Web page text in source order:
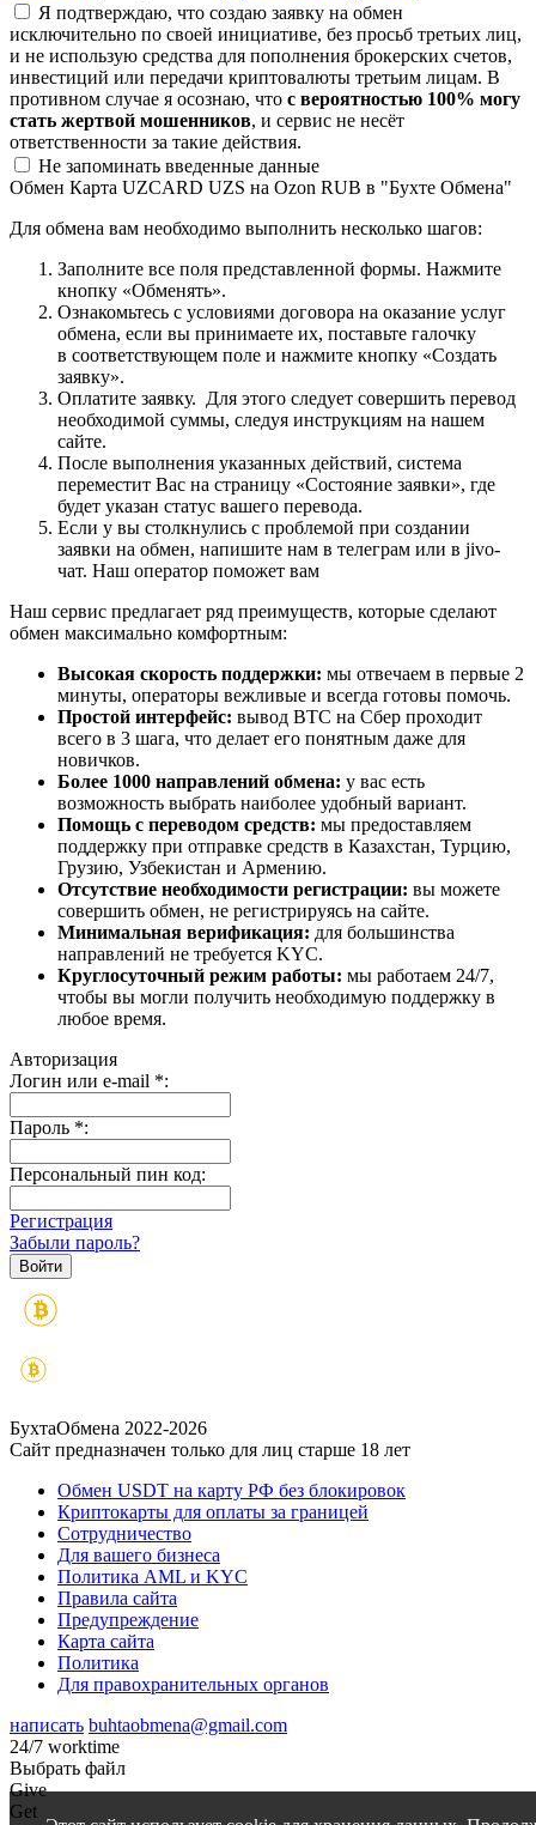
Я подтверждаю, что создаю заявку на обмен
исключительно по своей инициативе, без просьб третьих лиц,
и не использую средства для пополнения брокерских счетов,
инвестиций или передачи криптовалюты третьим лицам. В
противном случае я осознаю, что с вероятностью 100% могу
стать жертвой мошенников, и сервис не несёт
ответственности за такие действия.
Не запоминать введенные данные
Обмен Карта UZCARD UZS на Ozon RUB в "Бухте Обмена"
Для обмена вам необходимо выполнить несколько шагов:
Заполните все поля представленной формы. Нажмите
кнопку «Обменять».
Ознакомьтесь с условиями договора на оказание услуг
обмена, если вы принимаете их, поставьте галочку
в соответствующем поле и нажмите кнопку «Создать
заявку».
Оплатите заявку. Для этого следует совершить перевод
необходимой суммы, следуя инструкциям на нашем
сайте.
После выполнения указанных действий, система
переместит Вас на страницу «Состояние заявки», где
будет указан статус вашего перевода.
Если у вы столкнулись с проблемой при создании
заявки на обмен, напишите нам в телеграм или в jivo-
чат. Наш оператор поможет вам
Наш сервис предлагает ряд преимуществ, которые сделают
обмен максимально комфортным:
Высокая скорость поддержки: мы отвечаем в первые 2
минуты, операторы вежливые и всегда готовы помочь.
Простой интерфейс: вывод BTC на Сбер проходит
всего в 3 шага, что делает его понятным даже для
новичков.
Более 1000 направлений обмена: у вас есть
возможность выбрать наиболее удобный вариант.
Помощь с переводом средств: мы предоставляем
поддержку при отправке средств в Казахстан, Турцию,
Грузию, Узбекистан и Армению.
Отсутствие необходимости регистрации: вы можете
совершить обмен, не регистрируясь на сайте.
Минимальная верификация: для большинства
направлений не требуется KYC.
Круглосуточный режим работы: мы работаем 24/7,
чтобы вы могли получить необходимую поддержку в
любое время.
Авторизация
Логин или e-mail *:
Пароль *:
Персональный пин код:
Регистрация
Забыли пароль?
БухтаОбмена 2022-2026
Сайт предназначен только для лиц старше 18 лет
Обмен USDT на карту РФ без блокировок
Криптокарты для оплаты за границей
Сотрудничество
Для вашего бизнеса
Политика AML и KYC
Правила сайта
Предупреждение
Карта сайта
Политика
Для правохранительных органов
написать buhtaobmena@gmail.com
24/7 worktime
Выбрать файл
Give
Get